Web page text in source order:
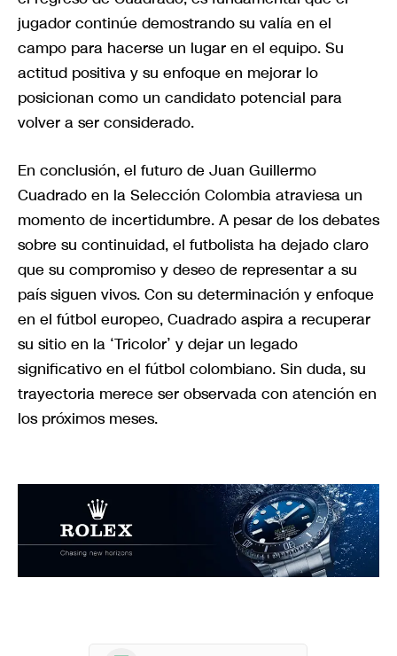
jugador continúe demostrando su valía en el
campo para hacerse un lugar en el equipo. Su
actitud positiva y su enfoque en mejorar lo
posicionan como un candidato potencial para
volver a ser considerado.
En conclusión, el futuro de Juan Guillermo
Cuadrado en la Selección Colombia atraviesa un
momento de incertidumbre. A pesar de los debates
sobre su continuidad, el futbolista ha dejado claro
que su compromiso y deseo de representar a su
país siguen vivos. Con su determinación y enfoque
en el fútbol europeo, Cuadrado aspira a recuperar
su sitio en la ‘Tricolor’ y dejar un legado
significativo en el fútbol colombiano. Sin duda, su
trayectoria merece ser observada con atención en
los próximos meses.